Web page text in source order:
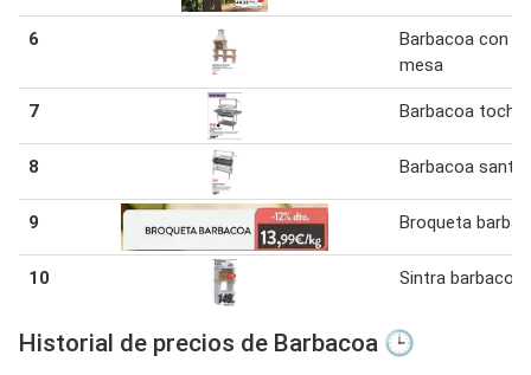
6
Barbacoa con
mesa
7 Barbacoa tocha
8 Barbacoa
9 Broqueta
10 Sintra barbacoa
Historial de precios de Barbacoa 🕒